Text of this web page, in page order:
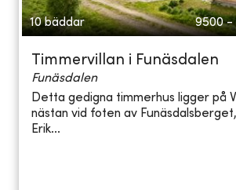
10 bäddar 9500 -
Timmervillan i Funäsdalen
Funäsdalen
Detta gedigna timmerhus ligger på
nästan vid foten av
Erik...